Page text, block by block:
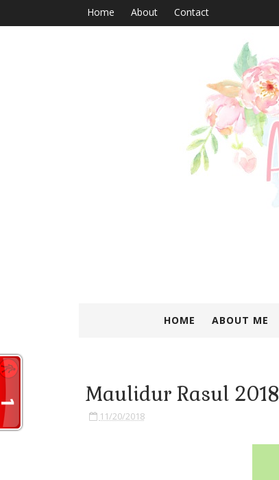
Home About Contact
HOME ABOUT ME
Maulidur Rasul 2018
11/20/2018